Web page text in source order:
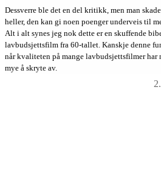
Dessverre ble det en del kritikk, men man
heller, den kan gi noen poenger underveis til
Alt i alt synes jeg nok dette er en skuffende
lavbudsjettsfilm fra 60-tallet. Kanskje denne
når kvaliteten på mange lavbudsjettsfilmer har
mye å skryte av.